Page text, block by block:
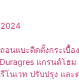
อนแบะติดตั้งกระเบื้
แกรนด์โฮม
โนเวท ปรับปรุง แล